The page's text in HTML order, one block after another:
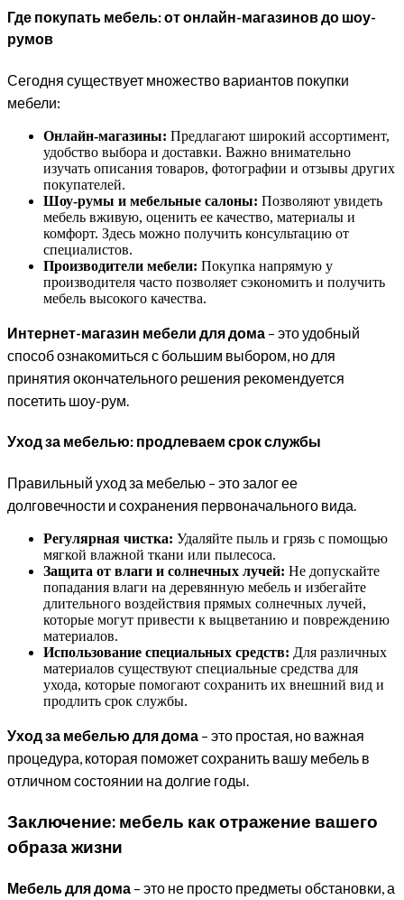
Где покупать мебель: от онлайн-магазинов до шоу-
румов
Сегодня существует множество вариантов покупки
мебели:
Онлайн-магазины: Предлагают широкий ассортимент,
удобство выбора и доставки. Важно внимательно
изучать описания товаров, фотографии и отзывы других
покупателей.
Шоу-румы и мебельные салоны: Позволяют увидеть
мебель вживую, оценить ее качество, материалы и
комфорт. Здесь можно получить консультацию от
специалистов.
Производители мебели: Покупка напрямую у
производителя часто позволяет сэкономить и получить
мебель высокого качества.
Интернет-магазин мебели для дома – это удобный
способ ознакомиться с большим выбором, но для
принятия окончательного решения рекомендуется
посетить шоу-рум.
Уход за мебелью: продлеваем срок службы
Правильный уход за мебелью – это залог ее
долговечности и сохранения первоначального вида.
Регулярная чистка: Удаляйте пыль и грязь с помощью
мягкой влажной ткани или пылесоса.
Защита от влаги и солнечных лучей: Не допускайте
попадания влаги на деревянную мебель и избегайте
длительного воздействия прямых солнечных лучей,
которые могут привести к выцветанию и повреждению
материалов.
Использование специальных средств: Для различных
материалов существуют специальные средства для
ухода, которые помогают сохранить их внешний вид и
продлить срок службы.
Уход за мебелью для дома – это простая, но важная
процедура, которая поможет сохранить вашу мебель в
отличном состоянии на долгие годы.
Заключение: мебель как отражение вашего
образа жизни
Мебель для дома – это не просто предметы обстановки, а